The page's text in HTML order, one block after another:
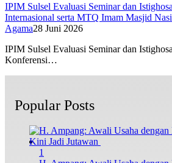
IPIM Sulsel Evaluasi Seminar dan
Internasional serta MTQ Imam Masjid
Agama28 Juni 2026
IPIM Sulsel Evaluasi Seminar dan
Konferensi…
Popular Posts
1